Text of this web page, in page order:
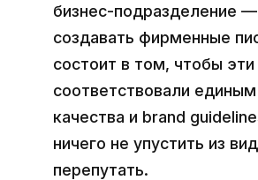
бизнес-подразделение
создавать фирменные
состоит в том, чтобы
соответствовали
качества и brand
ничего не упустить из
перепутать.